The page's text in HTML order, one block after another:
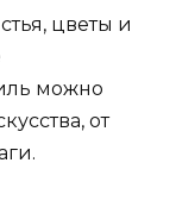
цветы и
можно
от